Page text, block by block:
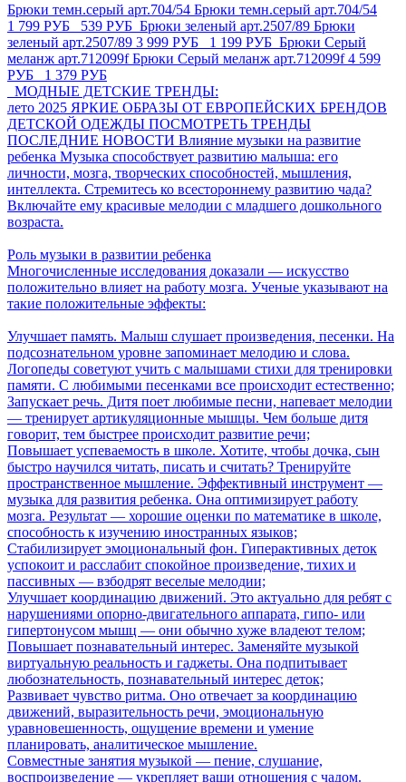
Брюки темн.серый арт.704/54 Брюки темн.серый арт.704/54
1 799 РУБ
539 РУБ Брюки зеленый арт.2507/89 Брюки
зеленый арт.2507/89 3 999 РУБ 1 199 РУБ Брюки Серый
меланж арт.712099f Брюки Серый меланж арт.712099f 4 599
РУБ
1 379 РУБ
МОДНЫЕ ДЕТСКИЕ ТРЕНДЫ:
лето 2025 ЯРКИЕ ОБРАЗЫ ОТ ЕВРОПЕЙСКИХ БРЕНДОВ
ДЕТСКОЙ ОДЕЖДЫ ПОСМОТРЕТЬ ТРЕНДЫ
ПОСЛЕДНИЕ НОВОСТИ Влияние музыки на развитие
ребенка Музыка способствует развитию малыша: его
личности, мозга, творческих способностей, мышления,
интеллекта. Стремитесь ко всестороннему развитию чада?
Включайте ему красивые мелодии с младшего дошкольного
возраста.
Роль музыки в развитии ребенка
Многочисленные исследования доказали ― искусство
положительно влияет на работу мозга. Ученые указывают на
такие положительные эффекты:
Улучшает память. Малыш слушает произведения, песенки. На
подсознательном уровне запоминает мелодию и слова.
Логопеды советуют учить с малышами стихи для тренировки
памяти. С любимыми песенками все происходит естественно;
Запускает речь. Дитя поет любимые песни, напевает мелодии
— тренирует артикуляционные мышцы. Чем больше дитя
говорит, тем быстрее происходит развитие речи;
Повышает успеваемость в школе. Хотите, чтобы дочка, сын
быстро научился читать, писать и считать? Тренируйте
пространственное мышление. Эффективный инструмент —
музыка для развития ребенка. Она оптимизирует работу
мозга. Результат — хорошие оценки по математике в школе,
способность к изучению иностранных языков;
Стабилизирует эмоциональный фон. Гиперактивных деток
успокоит и расслабит спокойное произведение, тихих и
пассивных — взбодрят веселые мелодии;
Улучшает координацию движений. Это актуально для ребят с
нарушениями опорно-двигательного аппарата, гипо- или
гипертонусом мышц — они обычно хуже владеют телом;
Повышает познавательный интерес. Заменяйте музыкой
виртуальную реальность и гаджеты. Она подпитывает
любознательность, познавательный интерес деток;
Развивает чувство ритма. Оно отвечает за координацию
движений, выразительность речи, эмоциональную
уравновешенность, ощущение времени и умение
планировать, аналитическое мышление.
Совместные занятия музыкой — пение, слушание,
воспроизведение — укрепляет ваши отношения с чадом.